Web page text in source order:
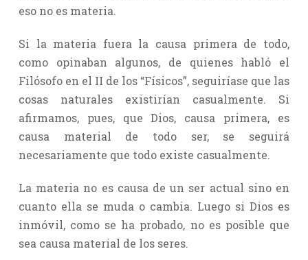
eso no es materia.
Si la materia fuera la causa primera de todo,
como opinaban algunos, de quienes habló el
Filósofo en el II de los “Físicos”, seguiríase que las
cosas naturales existirían casualmente. Si
afirmamos, pues, que Dios, causa primera, es
causa material de todo ser, se seguirá
necesariamente que todo existe casualmente.
La materia no es causa de un ser actual sino en
cuanto ella se muda o cambia. Luego si Dios es
inmóvil, como se ha probado, no es posible que
sea causa material de los seres.